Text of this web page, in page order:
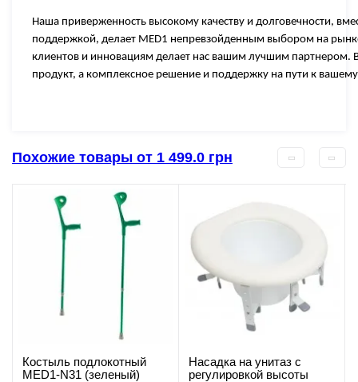
Наша приверженность высокому качеству и долговечности,
поддержкой, делает MED1 непревзойденным выбором на
клиентов и инновациям делает нас вашим лучшим партнером.
продукт, а комплексное решение и поддержку на пути к
Похожие товары от 1 499.0 грн
Костыль подлокотный
MED1-N31 (зеленый)
Насадка на унитаз с
регулировкой высоты